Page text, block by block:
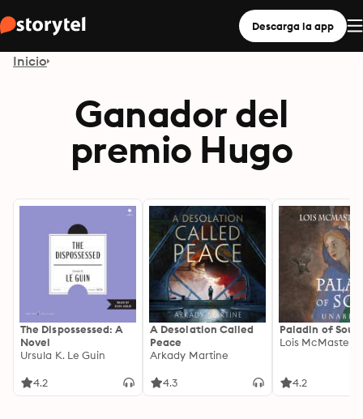
Descarga la app
Inicio
Ganador del
premio Hugo
The Dispossessed: A
Novel
Ursula K. Le Guin
4.2
A Desolation Called
Peace
Arkady Martine
4.3
Paladin of Souls
Lois McMaster
4.2